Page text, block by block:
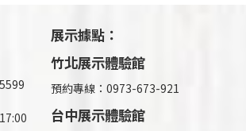
展示據點：
竹北展示體驗館
預約專線：0973-673-921
台中展示體驗館